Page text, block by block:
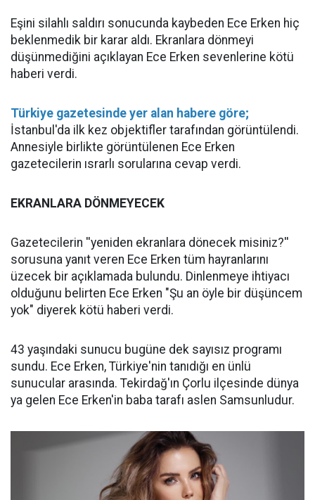
Eşini silahlı saldırı sonucunda kaybeden Ece Erken hiç
beklenmedik bir karar aldı. Ekranlara dönmeyi
düşünmediğini açıklayan Ece Erken sevenlerine kötü
haberi verdi.
Türkiye gazetesinde yer alan habere göre;
İstanbul'da ilk kez objektifler tarafından görüntülendi.
Annesiyle birlikte görüntülenen Ece Erken
gazetecilerin ısrarlı sorularına cevap verdi.
EKRANLARA DÖNMEYECEK
Gazetecilerin ''yeniden ekranlara dönecek misiniz?''
sorusuna yanıt veren Ece Erken tüm hayranlarını
üzecek bir açıklamada bulundu. Dinlenmeye ihtiyacı
olduğunu belirten Ece Erken "Şu an öyle bir düşüncem
yok" diyerek kötü haberi verdi.
43 yaşındaki sunucu bugüne dek sayısız programı
sundu. Ece Erken, Türkiye'nin tanıdığı en ünlü
sunucular arasında. Tekirdağ'ın Çorlu ilçesinde dünya
ya gelen Ece Erken'in baba tarafı aslen Samsunludur.